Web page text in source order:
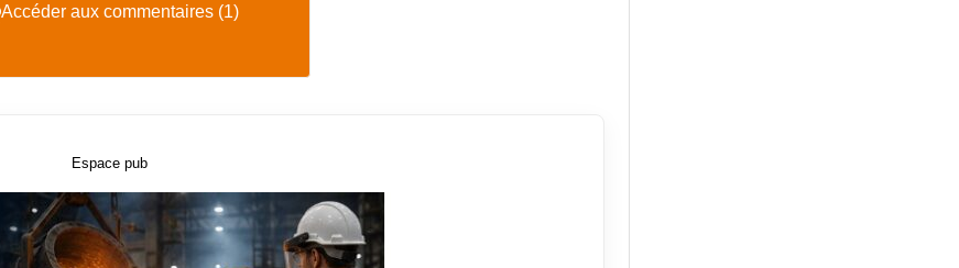
Accéder aux commentaires (1)
Espace pub